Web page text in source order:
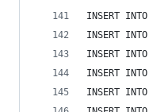
INSERT
INSERT
INSERT
INSERT
INSERT